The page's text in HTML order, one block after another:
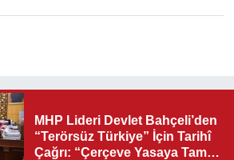
MHP Lideri Devlet Bahçeli’den
“Terörsüz Türkiye” İçin Tarihî
Çağrı: “Çerçeve Yasaya Tam